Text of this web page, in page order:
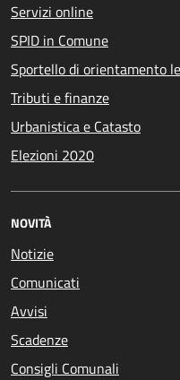
Servizi online
SPID in Comune
Sportello di orientamento
Tributi e finanze
Urbanistica e Catasto
Elezioni 2020
NOVITÀ
Notizie
Comunicati
Avvisi
Scadenze
Consigli Comunali